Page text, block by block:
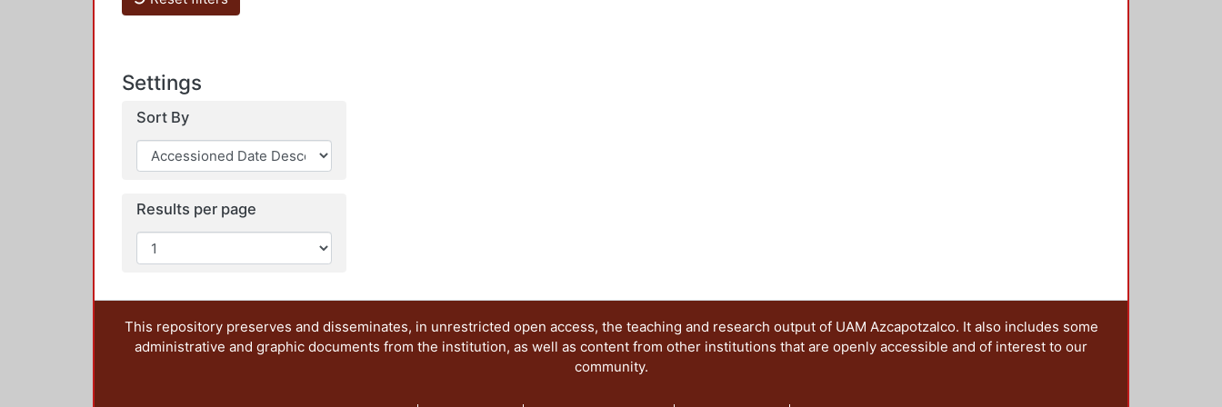
Settings
Sort By
Results per page
This repository preserves and disseminates, in unrestricted open access, the teaching and research output of UAM Azcapotzalco. It also includes some
administrative and graphic documents from the institution, as well as content from other institutions that are openly accessible and of interest to our
community.